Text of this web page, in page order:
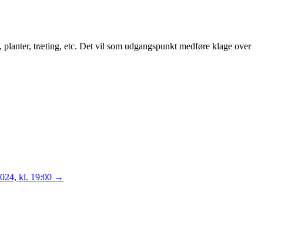
træting, etc. Det vil som udgangspunkt medføre klage over
kl. 19:00 →